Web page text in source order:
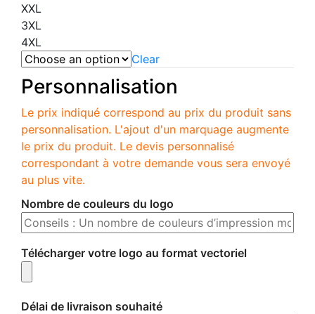
XXL
3XL
4XL
Clear
Personnalisation
Le prix indiqué correspond au prix du produit sans
personnalisation. L'ajout d'un marquage augmente
le prix du produit. Le devis personnalisé
correspondant à votre demande vous sera envoyé
au plus vite.
Nombre de couleurs du logo
Télécharger votre logo au format vectoriel
Délai de livraison souhaité